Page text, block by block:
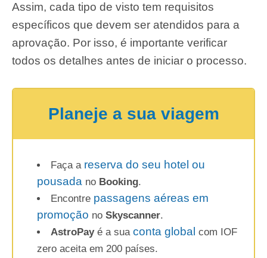
Assim, cada tipo de visto tem requisitos
específicos que devem ser atendidos para a
aprovação. Por isso, é importante verificar
todos os detalhes antes de iniciar o processo.
Planeje a sua viagem
Faça a reserva do seu hotel ou
pousada no Booking.
Encontre passagens aéreas em
promoção no Skyscanner.
AstroPayé a sua conta global com IOF
zero aceita em 200 países.